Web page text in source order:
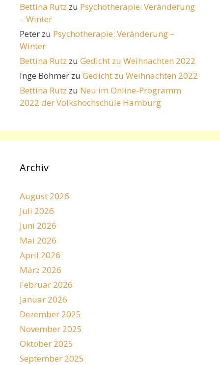
Bettina Rutz zu Psychotherapie: Veränderung
– Winter
Peter zu Psychotherapie: Veränderung –
Winter
Bettina Rutz zu Gedicht zu Weihnachten 2022
Inge Böhmer zu Gedicht zu Weihnachten 2022
Bettina Rutz zu Neu im Online-Programm
2022 der Volkshochschule Hamburg
Archiv
August 2026
Juli 2026
Juni 2026
Mai 2026
April 2026
März 2026
Februar 2026
Januar 2026
Dezember 2025
November 2025
Oktober 2025
September 2025